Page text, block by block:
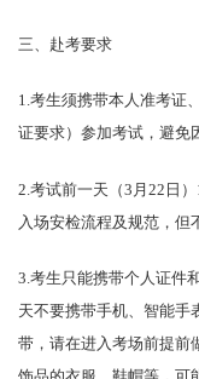
三、赴考要求
1.考生须携带本人准考证
证要求）参加考试，避免
2.考试前一天（3月22日
入场安检流程及规范，但
3.考生只能携带个人证件
天不要携带手机、智能手
带，请在进入考场前提前